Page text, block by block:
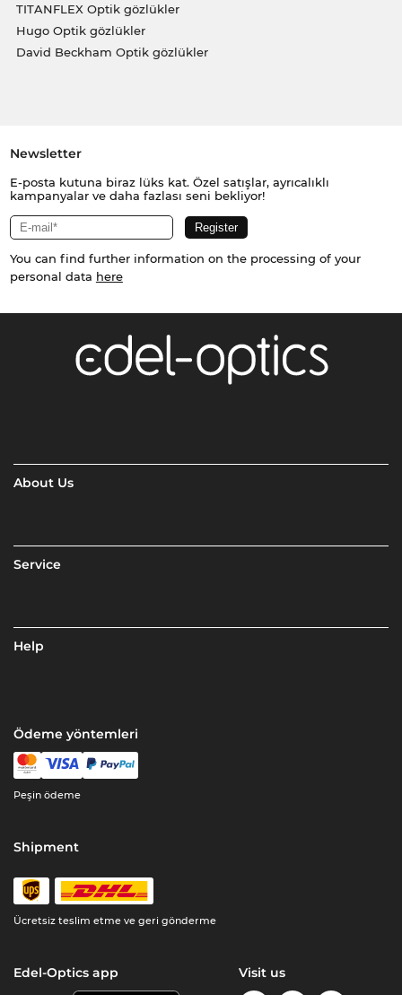
TITANFLEX Optik gözlükler
Hugo Optik gözlükler
David Beckham Optik gözlükler
Newsletter
E-posta kutuna biraz lüks kat. Özel satışlar, ayrıcalıklı
kampanyalar ve daha fazlası seni bekliyor!
You can find further information on the processing of your
personal data here
About Us
Service
Help
Ödeme yöntemleri
Peşin ödeme
Shipment
Ücretsiz teslim etme ve geri gönderme
Edel-Optics app Visit us